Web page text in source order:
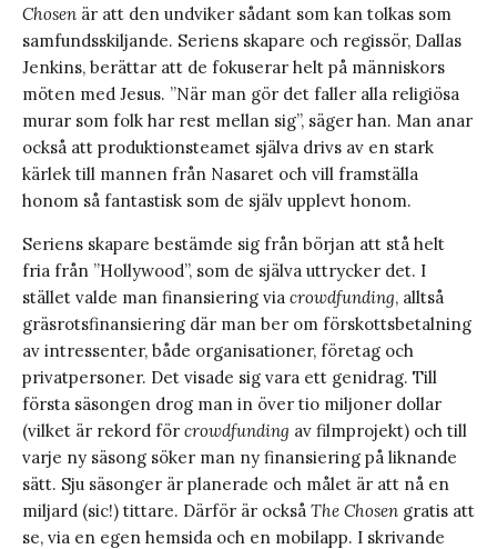
Chosen är att den undviker sådant som kan tolkas som
samfundsskiljande. Seriens skapare och regissör, Dallas
Jenkins, berättar att de fokuserar helt på människors
möten med Jesus. ”När man gör det faller alla religiösa
murar som folk har rest mellan sig”, säger han. Man anar
också att produktionsteamet själva drivs av en stark
kärlek till mannen från Nasaret och vill framställa
honom så fantastisk som de själv upplevt honom.
Seriens skapare bestämde sig från början att stå helt
fria från ”Hollywood”, som de själva uttrycker det. I
stället valde man finansiering via crowdfunding, alltså
gräsrotsfinansiering där man ber om förskottsbetalning
av intressenter, både organisationer, företag och
privatpersoner. Det visade sig vara ett genidrag. Till
första säsongen drog man in över tio miljoner dollar
(vilket är rekord för crowdfunding av filmprojekt) och till
varje ny säsong söker man ny finansiering på liknande
sätt. Sju säsonger är planerade och målet är att nå en
miljard (sic!) tittare. Därför är också The Chosen gratis att
se, via en egen hemsida och en mobilapp. I skrivande